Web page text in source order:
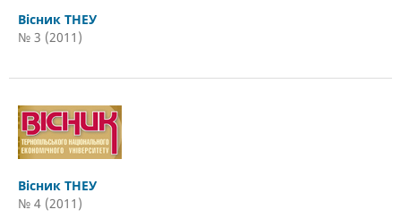
Вісник ТНЕУ
№ 3 (2011)
Вісник ТНЕУ
№ 4 (2011)